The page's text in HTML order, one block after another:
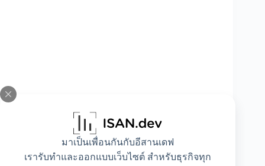
มาเป็นเพื่อนกันกับอีสานเดฟ
เรารับทำและออกแบบเว็บไซต์ สำหรับธุรกิจทุก
10 อันดับ อาหารจานเดียวที่มีแคลอรี่สูงสุด!!